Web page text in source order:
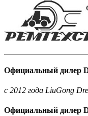
Официальный дилер
c 2012 года LiuGong
Официальный дилер